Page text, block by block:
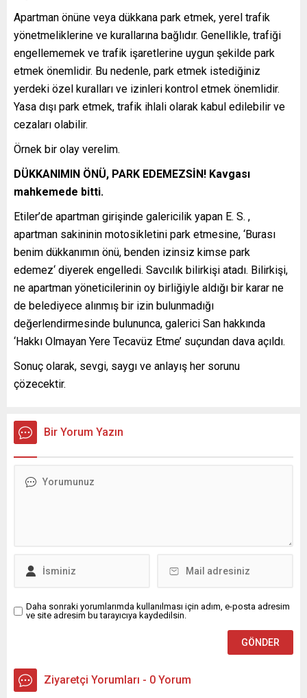
Apartman önüne veya dükkana park etmek, yerel trafik
yönetmeliklerine ve kurallarına bağlıdır. Genellikle, trafiği
engellememek ve trafik işaretlerine uygun şekilde park
etmek önemlidir. Bu nedenle, park etmek istediğiniz
yerdeki özel kuralları ve izinleri kontrol etmek önemlidir.
Yasa dışı park etmek, trafik ihlali olarak kabul edilebilir ve
cezaları olabilir.
Örnek bir olay verelim.
DÜKKANIMIN ÖNÜ, PARK EDEMEZSİN! Kavgası
mahkemede bitti.
Etiler’de apartman girişinde galericilik yapan E. S. ,
apartman sakininin motosikletini park etmesine, ‘Burası
benim dükkanımın önü, benden izinsiz kimse park
edemez‘ diyerek engelledi. Savcılık bilirkişi atadı. Bilirkişi,
ne apartman yöneticilerinin oy birliğiyle aldığı bir karar ne
de belediyece alınmış bir izin bulunmadığı
değerlendirmesinde bulununca, galerici San hakkında
‘Hakkı Olmayan Yere Tecavüz Etme’ suçundan dava açıldı.
Sonuç olarak, sevgi, saygı ve anlayış her sorunu
çözecektir.
Bir Yorum Yazın
Daha sonraki yorumlarımda kullanılması için adım, e-posta adresim
ve site adresim bu tarayıcıya kaydedilsin.
Ziyaretçi Yorumları - 0 Yorum